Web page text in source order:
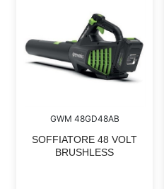
GWM 48GD48AB
SOFFIATORE 48 VOLT
BRUSHLESS